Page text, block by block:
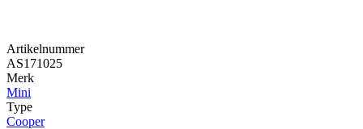
Artikelnummer
AS171025
Merk
Mini
Type
Cooper